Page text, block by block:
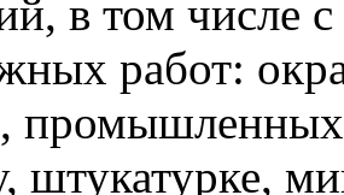
в том числе
работ:
штукатурке,